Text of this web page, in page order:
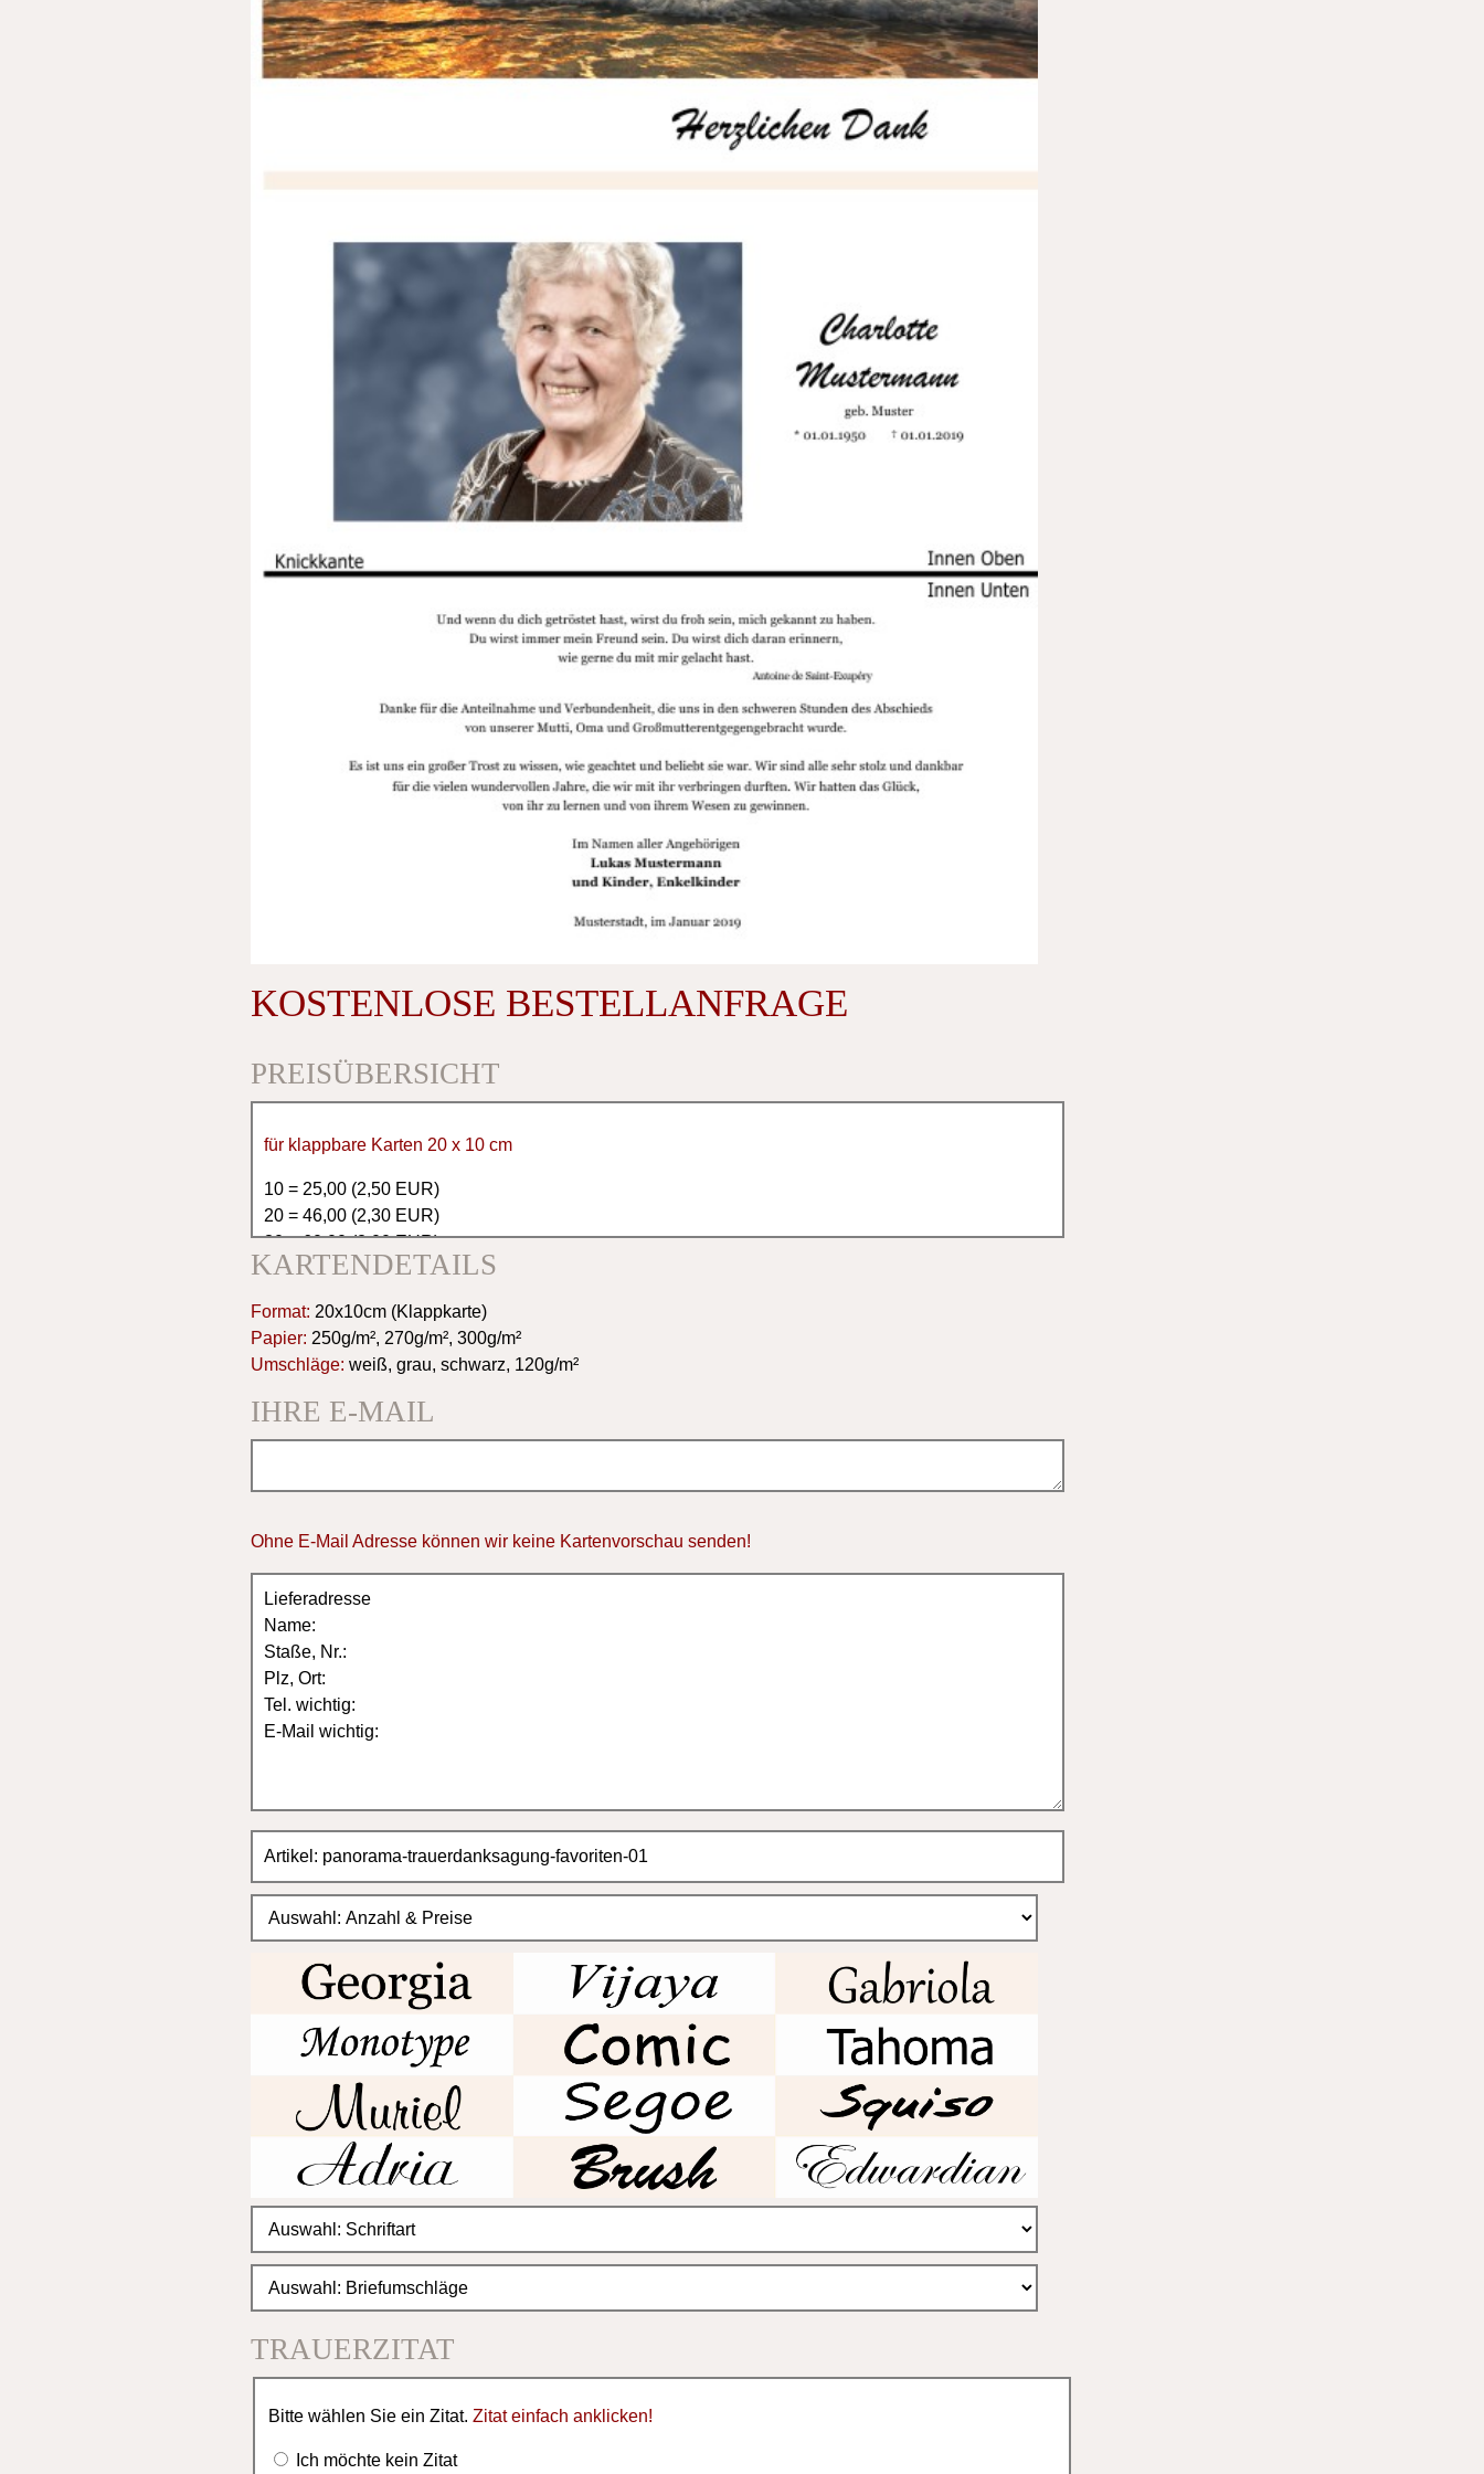
KOSTENLOSE BESTELLANFRAGE
PREISÜBERSICHT
für klappbare Karten 20 x 10 cm
10 = 25,00 (2,50 EUR)
20 = 46,00 (2,30 EUR)
30 = 60,00 (2,00 EUR)
40 = 76,00 (1,90 EUR)
60 = 90,00 (1,50 EUR)
70 = 98,00 (1,50 EUR)
80 = 120,00 (1,50 EUR)
90 = 135,00 (1,50 EUR)
100 = 150,00 (1,50 EUR)
KARTENDETAILS
Format: 20x10cm (Klappkarte)
Papier: 250g/m², 270g/m², 300g/m²
Umschläge: weiß, grau, schwarz, 120g/m²
IHRE E-MAIL
Ohne E-Mail Adresse können wir keine Kartenvorschau senden!
TRAUERZITAT
Bitte wählen Sie ein Zitat. Zitat einfach anklicken!
Ich möchte kein Zitat